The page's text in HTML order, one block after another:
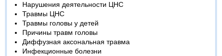
Нарушения деятельности ЦНС
Травмы ЦНС
Травмы головы у детей
Причины травм головы
Диффузная аксональная травма
Инфекционные болезни